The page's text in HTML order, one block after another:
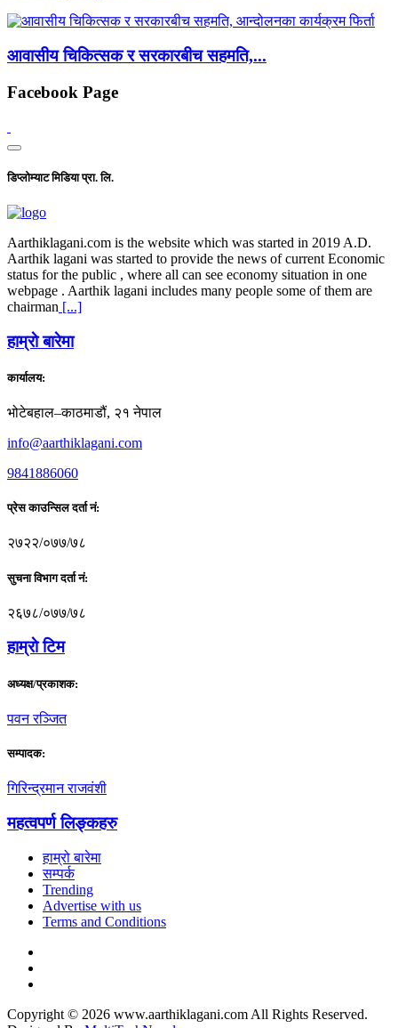
आवासीय चिकित्सक र सरकारबीच सहमति,...
Facebook Page
डिप्लोम्याट मिडिया प्रा. लि.
Aarthiklagani.com is the website which was started in 2019 A.D.
Aarthik lagani was started to provide the news of current Economic
status for the public , where all can see economy situation in one
webpage . Aarthik lagani includes many people some of them are
chairman [...]
हाम्राे बारेमा
कार्यालय:
भोटेबहाल–काठमाडौं, २१ नेपाल
info@aarthiklagani.com
9841886060
प्रेस काउन्सिल दर्ता नं:
२७२२/०७७/७८
सुचना विभाग दर्ता नं:
२६७८/०७७/७८
हाम्राे टिम
अध्यक्ष/प्रकाशक:
पवन रञ्जित
सम्पादक:
गिरिन्द्रमान राजवंशी
महत्वपर्ण लिङ्कहरु
हाम्रो बारेमा
सम्पर्क
Trending
Advertise with us
Terms and Conditions
Copyright © 2026 www.aarthiklagani.com All Rights Reserved.